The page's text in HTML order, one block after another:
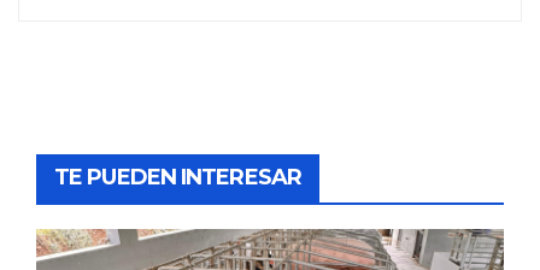
TE PUEDEN INTERESAR